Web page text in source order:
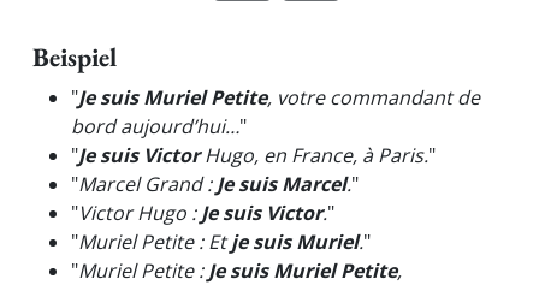
Beispiel
"Je suis Muriel Petite, votre commandant de
bord aujourd’hui…"
"Je suis VictorHugo, en France, à Paris."
"Marcel Grand :Je suis Marcel."
"Victor Hugo :Je suis Victor."
"Muriel Petite : Etje suis Muriel."
"Muriel Petite :Je suis Muriel Petite,